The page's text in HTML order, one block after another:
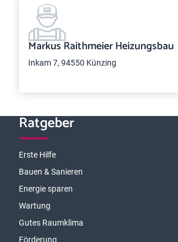
Markus Raithmeier Heizungsbau
Inkam 7, 94550 Künzing
Ratgeber
Erste Hilfe
Bauen & Sanieren
Energie sparen
Wartung
Gutes Raumklima
Förderung